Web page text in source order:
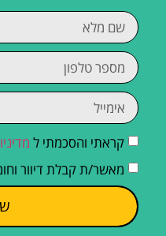
קראתי והסכמתי ל
מאשר/ת קבלת דיוור